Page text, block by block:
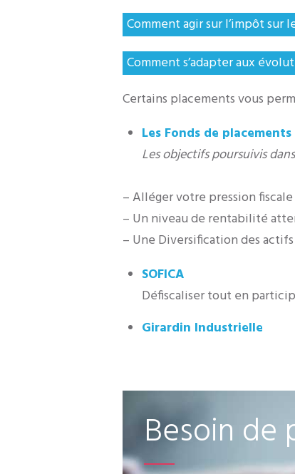
Comment agir sur l’impôt sur
Comment s’adapter aux
Certains placements vous
Les Fonds de placements
Les objectifs poursuivis
– Alléger votre pression
– Un niveau de rentabilité
– Une Diversification des
SOFICA
Défiscaliser tout en
Girardin Industrielle
Besoin de